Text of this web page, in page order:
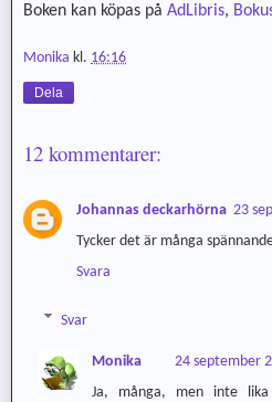
Boken kan köpas på AdLibris,
Monika kl. 16:16
Dela
12 kommentarer:
Johannas deckarhörna 23
Tycker det är många
Svara
Svar
Monika
24 september
Ja, många, men inte